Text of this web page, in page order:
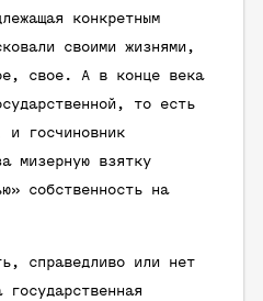
конкретным
своими жизнями,
свое. А в конце века
то есть
и госчиновник
мизерную взятку
собственность на
справедливо или нет
государственная